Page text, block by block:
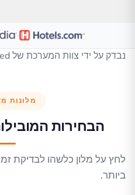
·
נבדק על ידי צוות המערכת של HotelsVetted
מלונות
הבחירות
לחץ על מלון כלשהו לבדיקת
ביותר.